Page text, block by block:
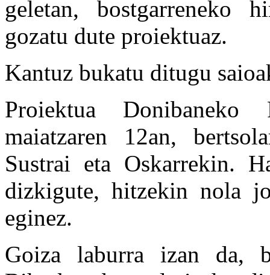
geletan, bostgarreneko
gozatu dute proiektuaz.
Kantuz bukatu ditugu
Proiektua
maiatzaren 12an,
Sustrai eta Oskarrekin.
dizkigute, hitzekin nola
eginez.
Goiza laburra izan da,